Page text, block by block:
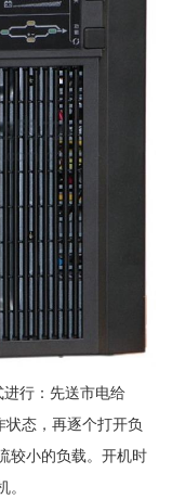
行：先送市电给
状态，再逐个打开负
较小的负载。开机时